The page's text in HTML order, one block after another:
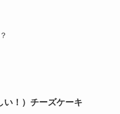
い！）チーズケーキ